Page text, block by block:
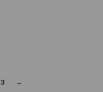
3 →